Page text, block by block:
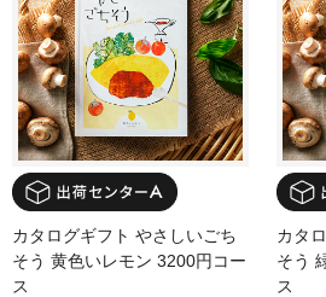
カタログギフト やさしいごち
そう 黄色いレモン 3200円コー
ス
カタ
そう
ス